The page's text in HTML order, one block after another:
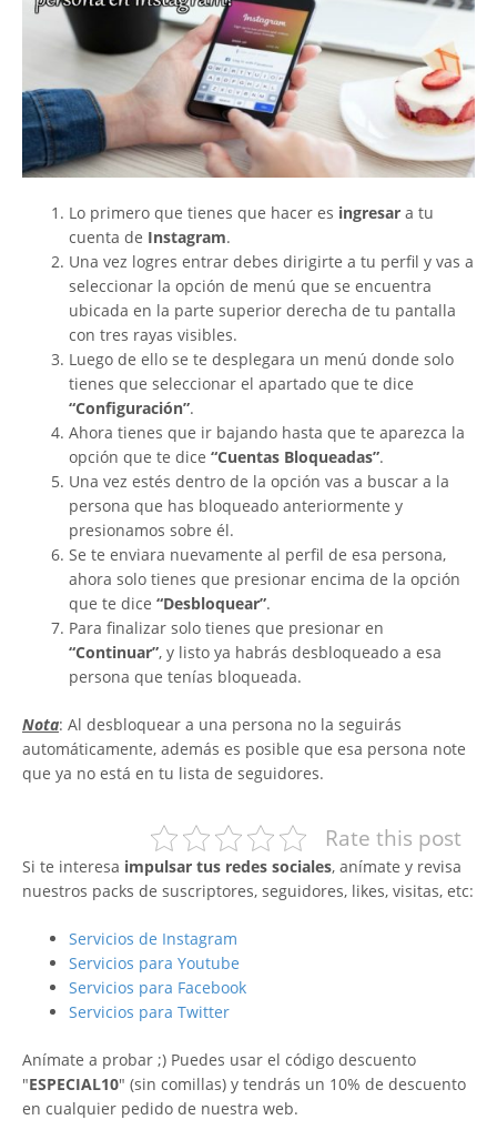
Lo primero que tienes que hacer es ingresar a tu
cuenta de Instagram.
Una vez logres entrar debes dirigirte a tu perfil y vas a
seleccionar la opción de menú que se encuentra
ubicada en la parte superior derecha de tu pantalla
con tres rayas visibles.
Luego de ello se te desplegara un menú donde solo
tienes que seleccionar el apartado que te dice
“Configuración”.
Ahora tienes que ir bajando hasta que te aparezca la
opción que te dice “Cuentas Bloqueadas”.
Una vez estés dentro de la opción vas a buscar a la
persona que has bloqueado anteriormente y
presionamos sobre él.
Se te enviara nuevamente al perfil de esa persona,
ahora solo tienes que presionar encima de la opción
que te dice “Desbloquear”.
Para finalizar solo tienes que presionar en
“Continuar”, y listo ya habrás desbloqueado a esa
persona que tenías bloqueada.
Nota: Al desbloquear a una persona no la seguirás
automáticamente, además es posible que esa persona note
que ya no está en tu lista de seguidores.
Rate this post
Si te interesa impulsar tus redes sociales, anímate y revisa
nuestros packs de suscriptores, seguidores, likes, visitas, etc:
Servicios de Instagram
Servicios para Youtube
Servicios para Facebook
Servicios para Twitter
Anímate a probar ;) Puedes usar el código descuento
"ESPECIAL10" (sin comillas) y tendrás un 10% de descuento
en cualquier pedido de nuestra web.